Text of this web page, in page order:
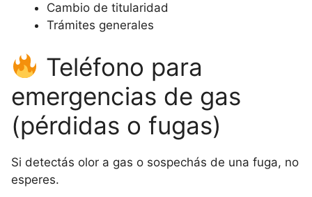
Cambio de titularidad
Trámites generales
Teléfono para
emergencias de gas
(pérdidas o fugas)
Si detectás olor a gas o sospechás de una fuga, no
esperes.